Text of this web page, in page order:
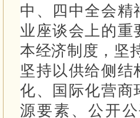
中、四中全会精
业座谈会上的重
本经济制度，坚
坚持以供给侧
化、国际化营商
源要素、公开